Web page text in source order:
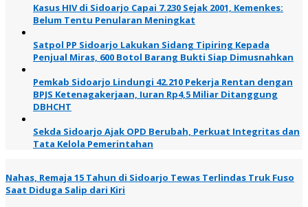
Kasus HIV di Sidoarjo Capai 7.230 Sejak 2001, Kemenkes:
Belum Tentu Penularan Meningkat
Satpol PP Sidoarjo Lakukan Sidang Tipiring Kepada
Penjual Miras, 600 Botol Barang Bukti Siap Dimusnahkan
Pemkab Sidoarjo Lindungi 42.210 Pekerja Rentan dengan
BPJS Ketenagakerjaan, Iuran Rp4,5 Miliar Ditanggung
DBHCHT
Sekda Sidoarjo Ajak OPD Berubah, Perkuat Integritas dan
Tata Kelola Pemerintahan
Nahas, Remaja 15 Tahun di Sidoarjo Tewas Terlindas Truk Fuso
Saat Diduga Salip dari Kiri